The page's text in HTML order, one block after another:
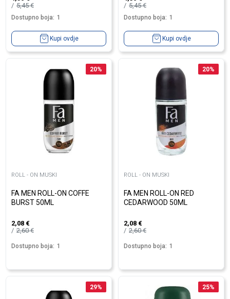
5,45€
Dostupno boja: 1
Kupi ovdje
5,45€
Dostupno boja: 1
Kupi ovdje
20%
ROLL - ON MUSKI
FA MEN ROLL-ON COFFE
BURST 50ML
2,08 €
2,60€
Dostupno boja: 1
20%
ROLL - ON MUSKI
FA MEN ROLL-ON RED
CEDARWOOD 50ML
2,08 €
2,60€
Dostupno boja: 1
29% 25%